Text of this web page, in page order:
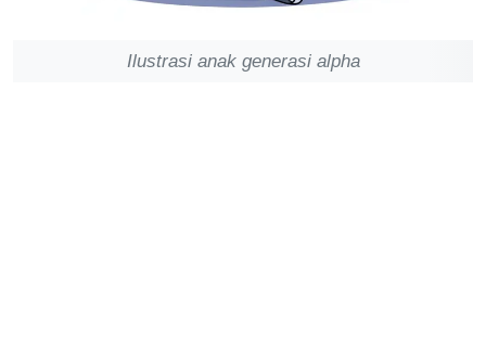
Ilustrasi anak generasi alpha